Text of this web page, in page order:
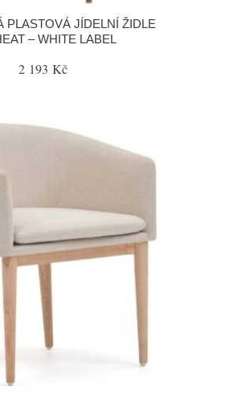
PLASTOVÁ JÍDELNÍ ŽIDLE
– WHITE LABEL
2 193 Kč